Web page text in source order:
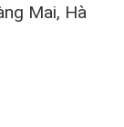
Mai, Hà